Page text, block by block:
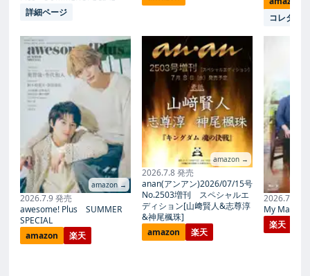
詳細ページ
amazon →
2026.7.9 発売
awesome! Plus SUMMER
SPECIAL
amazon
楽天
amazon →
2026.7.8 発売
anan(アンアン)2026/07/15号
No.2503増刊 スペシャルエ
ディション[山﨑賢人&志尊淳
&神尾楓珠]
amazon
楽天
コレタメ
2026.7.27
My Magic
楽天